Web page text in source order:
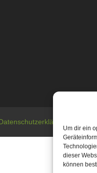
Um dir ein
dieser
können